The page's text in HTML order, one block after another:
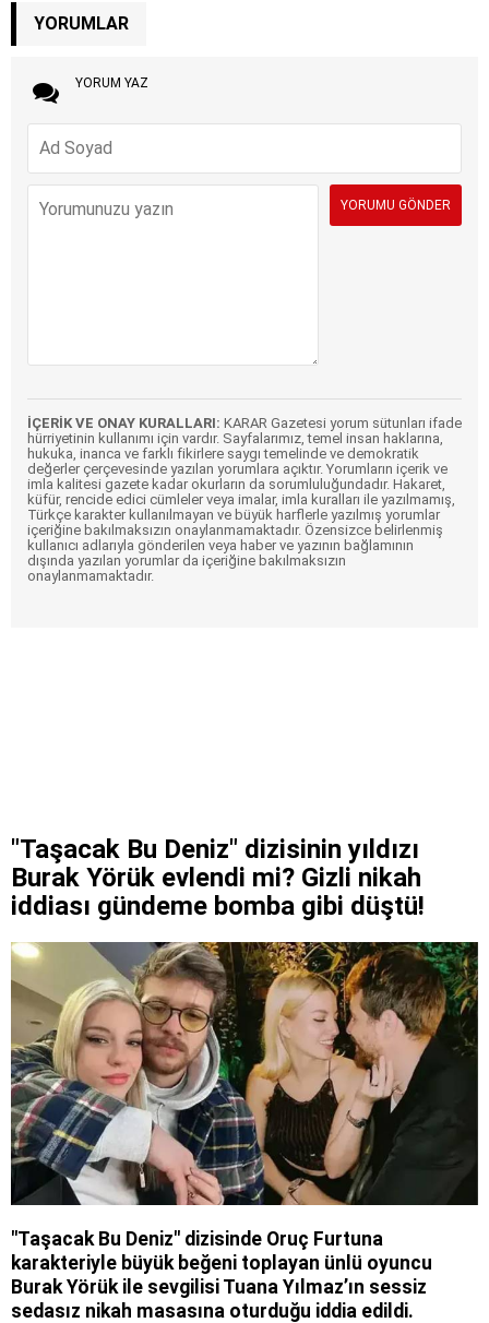
YORUMLAR
YORUM YAZ
İÇERİK VE ONAY KURALLARI: KARAR Gazetesi yorum sütunları ifade
hürriyetinin kullanımı için vardır. Sayfalarımız, temel insan haklarına,
hukuka, inanca ve farklı fikirlere saygı temelinde ve demokratik
değerler çerçevesinde yazılan yorumlara açıktır. Yorumların içerik ve
imla kalitesi gazete kadar okurların da sorumluluğundadır. Hakaret,
küfür, rencide edici cümleler veya imalar, imla kuralları ile yazılmamış,
Türkçe karakter kullanılmayan ve büyük harflerle yazılmış yorumlar
içeriğine bakılmaksızın onaylanmamaktadır. Özensizce belirlenmiş
kullanıcı adlarıyla gönderilen veya haber ve yazının bağlamının
dışında yazılan yorumlar da içeriğine bakılmaksızın
onaylanmamaktadır.
"Taşacak Bu Deniz" dizisinin yıldızı
Burak Yörük evlendi mi? Gizli nikah
iddiası gündeme bomba gibi düştü!
"Taşacak Bu Deniz" dizisinde Oruç Furtuna
karakteriyle büyük beğeni toplayan ünlü oyuncu
Burak Yörük ile sevgilisi Tuana Yılmaz’ın sessiz
sedasız nikah masasına oturduğu iddia edildi.